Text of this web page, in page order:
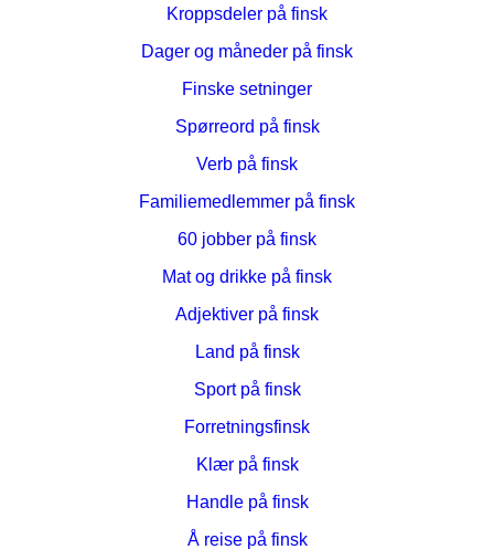
Kroppsdeler på finsk
Dager og måneder på finsk
Finske setninger
Spørreord på finsk
Verb på finsk
Familiemedlemmer på finsk
60 jobber på finsk
Mat og drikke på finsk
Adjektiver på finsk
Land på finsk
Sport på finsk
Forretningsfinsk
Klær på finsk
Handle på finsk
Å reise på finsk